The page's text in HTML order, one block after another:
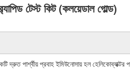
টেস্ট কিট (কলয়েডাল গোল্ড)
দ্রুত পার্শ্বীয় প্রবাহ ইমিউনোসায় হল হেলিকোব্যাক্টর